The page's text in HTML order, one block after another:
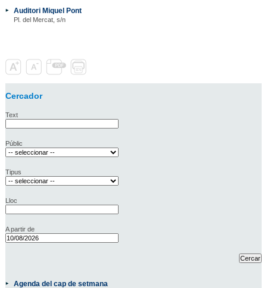
Auditori Miquel Pont
Pl. del Mercat, s/n
Cercador
Text
Públic
Tipus
Lloc
A partir de
Agenda del cap de setmana